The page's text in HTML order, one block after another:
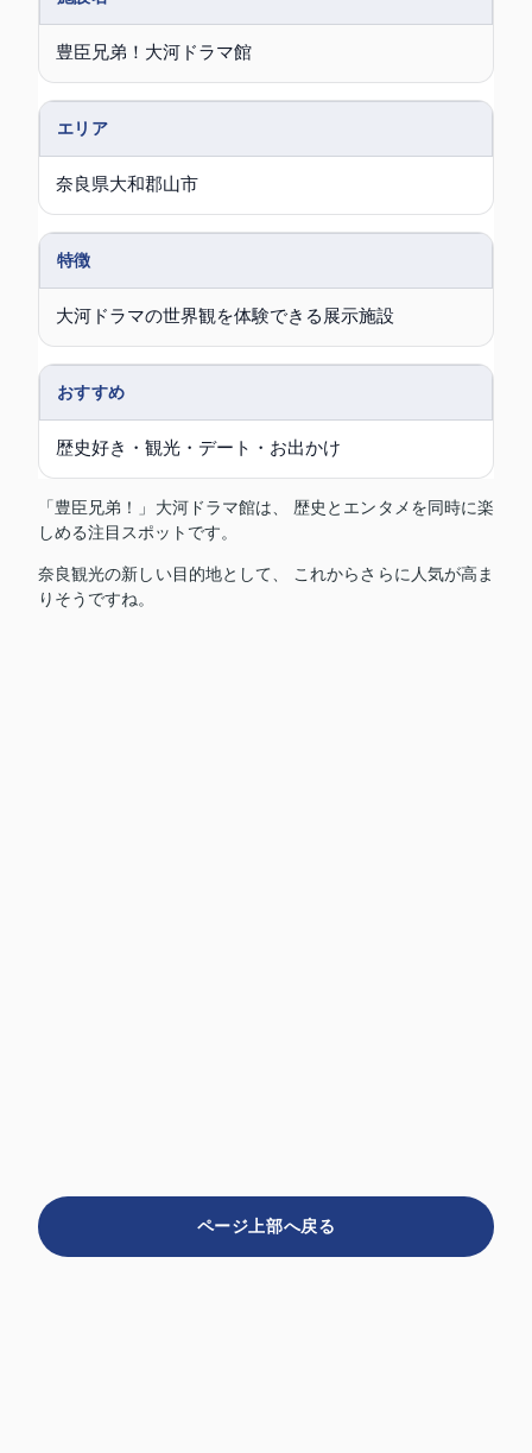
豊臣兄弟！大河ドラマ館
エリア
奈良県大和郡山市
特徴
大河ドラマの世界観を体験できる展示施設
おすすめ
歴史好き・観光・デート・お出かけ
「豊臣兄弟！」大河ドラマ館は、 歴史とエンタメを同時に楽
しめる注目スポットです。
奈良観光の新しい目的地として、 これからさらに人気が高ま
りそうですね。
ページ上部へ戻る